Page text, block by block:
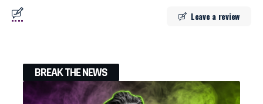
Leave a review
BREAK THE NEWS